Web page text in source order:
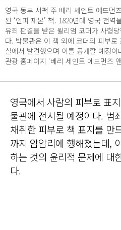
영국 동부 서퍽 주 베리 세인트 에드먼
된 ‘인피 제본’ 책. 1820년대 영국 전역
유죄 판결을 받은 윌리엄 코더가 사형
다. 박물관은 이 책 외에 코더의 피부
실에서 발견했으며 이를 공개할 예정
관광 홈페이지 ‘베리 세인트 에드먼즈
영국에서 사람의 피부로 표
물관에 전시될 예정이다. 범
채취한 피부로 책 표지를 만
까지 암암리에 행해졌는데,
하는 것의 윤리적 문제에 대
다.